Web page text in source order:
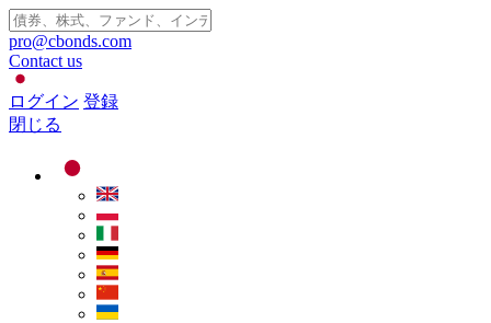
pro@cbonds.com
Contact us
ログイン 登録
閉じる